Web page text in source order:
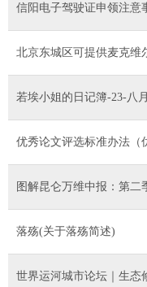
信阳电子驾驶证申领注意
北京东城区可提供麦克维
若埃小姐的日记簿-23-八
优秀论文评选标准办法（
图解昆仑万维中报：第二
落殇(关于落殇简述)
世界运河城市论坛｜生态